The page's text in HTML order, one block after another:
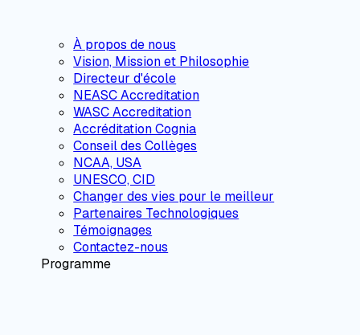
À propos de nous
Vision, Mission et Philosophie
Directeur d'école
NEASC Accreditation
WASC Accreditation
Accréditation Cognia
Conseil des Collèges
NCAA, USA
UNESCO, CID
Changer des vies pour le meilleur
Partenaires Technologiques
Témoignages
Contactez-nous
Programme